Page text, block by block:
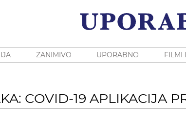
ZANIMIVO UPORABNO FILMI
COVID-19 APLIKACIJA